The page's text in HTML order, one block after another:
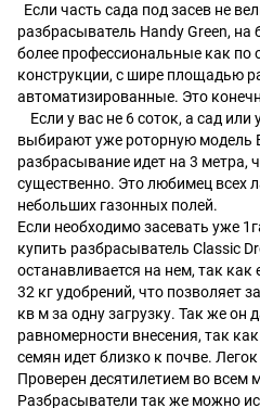
Если часть сада под засев не
разбрасыватель Handy Green,
более профессиональные как по
конструкции, с шире площадью
автоматизированные. Это
Если у вас не 6 соток, а сад или
выбирают уже роторную модель
разбрасывание идет на 3 метра,
существенно. Это любимец всех
небольших газонных полей.
Если необходимо засевать уже
купить разбрасыватель Classic
останавливается на нем, так
32 кг удобрений, что позволяет
кв м за одну загрузку. Так же он
равномерности внесения, так
семян идет близко к почве.
Проверен десятилетием во всем
Разбрасыватели так же можно